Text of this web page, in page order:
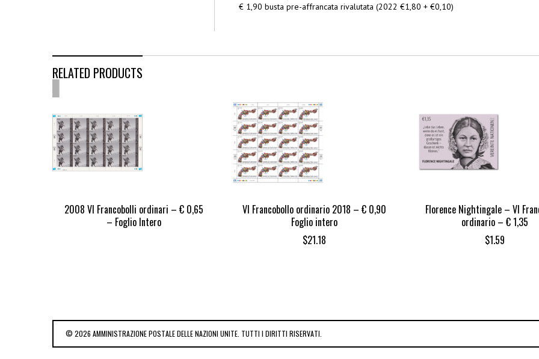
€ 1,90 busta pre-affrancata rivalutata (2022 €1,80 + €0,10)
RELATED PRODUCTS
2008 VI Francobolli ordinari – € 0,65
– Foglio Intero
VI Francobollo ordinario 2018 – € 0,90
Foglio intero
$21.18
Florence Nightingale – VI
ordinario – € 1,35
$1.59
© 2026 AMMINISTRAZIONE POSTALE DELLE NAZIONI UNITE. TUTTI I DIRITTI RISERVATI.